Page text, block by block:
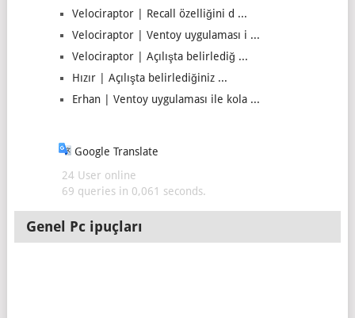
Velociraptor | Recall özelliğini d ...
Velociraptor | Ventoy uygulaması i ...
Velociraptor | Açılışta belirlediğ ...
Hızır | Açılışta belirlediğiniz ...
Erhan | Ventoy uygulaması ile kola ...
Google Translate
24 User online
69 queries in 0,061 seconds.
Genel Pc ipuçları